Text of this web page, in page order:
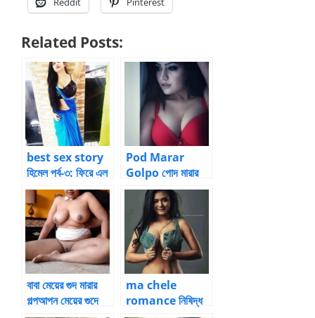
Related Posts:
best sex story
হিমেল পর্ব-৩: ফিরে এল
উর্মিলা
Pod Marar
Golpo পোদ মারার
গল্প – আপু/দিদিকে
চুদার গল্প
বাবা মেয়ের গুদ মারার
গল্পআপন মেয়ের গুদে
ma chele
romance নিষিদ্ধ